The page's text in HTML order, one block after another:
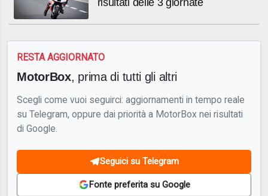
risultati delle 3 giornate
RESTA AGGIORNATO
MotorBox, prima di tutti gli altri
Scegli come vuoi seguirci: aggiornamenti in tempo reale
su Telegram, oppure dai priorità a MotorBox nei risultati
di Google.
Seguici su Telegram
Fonte preferita su Google